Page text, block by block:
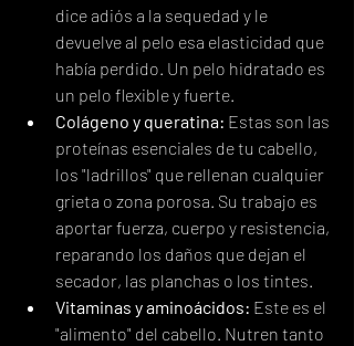
dice adiós a la sequedad y le
devuelve al pelo esa elasticidad que
había perdido. Un pelo hidratado es
un pelo flexible y fuerte.
Colágeno y queratina: Estas son las
proteínas esenciales de tu cabello,
los "ladrillos" que rellenan cualquier
grieta o zona porosa. Su trabajo es
aportar fuerza, cuerpo y resistencia,
reparando los daños que dejan el
secador, las planchas o los tintes.
Vitaminas y aminoácidos: Este es el
"alimento" del cabello. Nutren tanto